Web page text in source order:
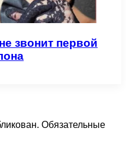
звонит первой
Обязательные